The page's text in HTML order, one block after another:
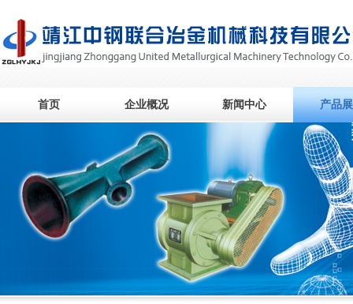
首页 企业概况 新闻中心 产品